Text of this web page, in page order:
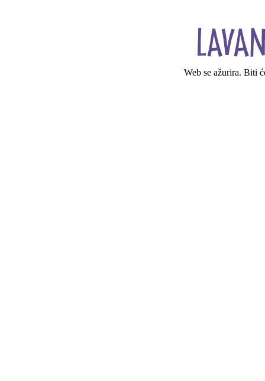
Web se ažurira. Biti